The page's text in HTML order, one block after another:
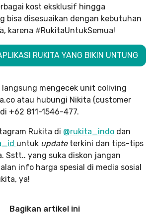
kost eksklusif hingga
bisa disesuaikan dengan kebutuhan
karena #RukitaUntukSemua!
RUKITA YANG BIKIN UNTUNG
langsung mengecek unit coliving
atau hubungi Nikita (customer
+62 811-1546-477.
Rukita di @rukita_indo dan
untuk update terkini dan tips-tips
Sstt.. yang suka diskon jangan
info harga spesial di media sosial
ya!
Bagikan artikel ini